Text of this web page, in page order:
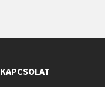
KAPCSOLAT